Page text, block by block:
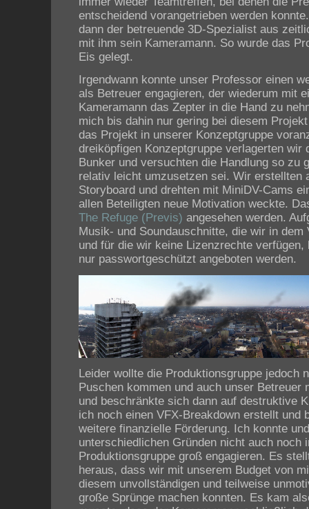
entscheidend vorangetrieben werden
dann der betreuende 3D-Spezialist aus
mit ihm sein Kameramann. So wurde das
Eis gelegt.
Irgendwann konnte unser Professor einen
als Betreuer engagieren, der wiederum mit
Kameramann das Zepter in die Hand zu
mich bis dahin nur gering bei diesem
das Projekt in unserer Konzeptgruppe
dreiköpfigen Konzeptgruppe verlagerten wir
Bunker und versuchten die Handlung so zu
relativ leicht umzusetzen sei. Wir erstellten
Storyboard und drehten mit MiniDV-Cams
allen Beteiligten neue Motivation weckte.
The Refuge (Previs) angesehen werden.
Musik- und Soundauschnitte, die wir in dem
und für die wir keine Lizenzrechte verfügen,
nur passwortgeschützt angeboten werden.
Leider wollte die Produktionsgruppe jedoch
Puschen kommen und auch unser Betreuer
und beschränkte sich dann auf destruktive
ich noch einen VFX-Breakdown erstellt und
weitere finanzielle Förderung. Ich konnte
unterschiedlichen Gründen nicht auch noch
Produktionsgruppe groß engagieren. Es
heraus, dass wir mit unserem Budget von
diesem unvollständigen und teilweise
große Sprünge machen konnten. Es kam